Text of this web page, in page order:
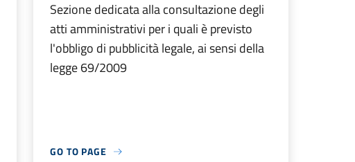
Sezione dedicata alla consultazione degli
atti amministrativi per i quali è previsto
l'obbligo di pubblicità legale, ai sensi della
legge 69/2009
GO TO PAGE